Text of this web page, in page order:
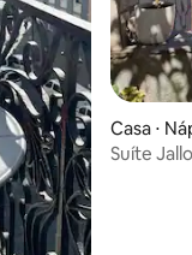
Casa ⋅
Suíte